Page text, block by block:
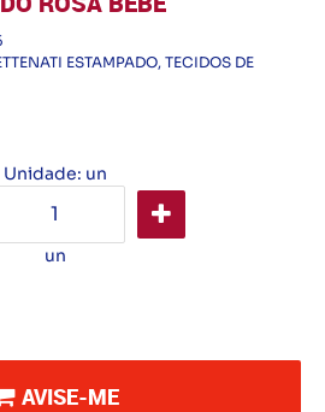
ESTAMPADO, TECIDOS DE
Unidade: un
un
AVISE-ME